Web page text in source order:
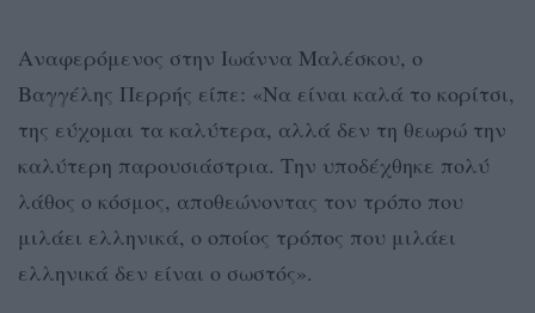
Αναφερόμενος στην Ιωάννα Μαλέσκου, ο
Βαγγέλης Περρής είπε: «Να είναι καλά το κορίτσι,
της εύχομαι τα καλύτερα, αλλά δεν τη θεωρώ την
καλύτερη παρουσιάστρια. Την υποδέχθηκε πολύ
λάθος ο κόσμος, αποθεώνοντας τον τρόπο που
μιλάει ελληνικά, ο οποίος τρόπος που μιλάει
ελληνικά δεν είναι ο σωστός».